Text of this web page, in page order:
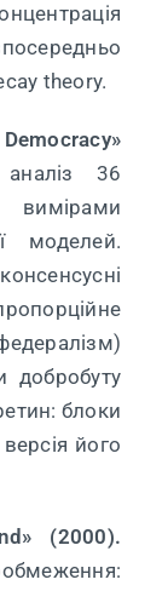
theory.
36
моделей.
добробуту
блоки
його
(2000).